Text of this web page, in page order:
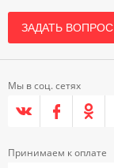
ЗАДАТЬ ВОПРОС
Мы в соц. сетях
Принимаем к оплате